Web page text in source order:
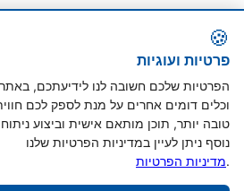
🍪
פרטיות ועוגיות
הפרטיות שלכם חשובה לנו לידיעתכם,
טובה יותר, תוכן מותאם אישית וביצוע
נוסף ניתן לעיין במדיניות הפרטיות שלנו
מדיניות הפרטיות.